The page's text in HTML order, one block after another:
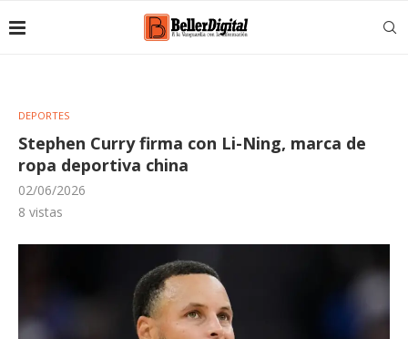
DEPORTES
Stephen Curry firma con Li-Ning, marca de
ropa deportiva china
02/06/2026
8 vistas